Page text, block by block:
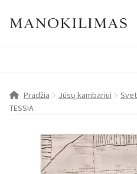
Patarimai
Pradžia Jūsų kambariui
TESSIA